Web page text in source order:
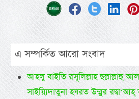
এ সম্পর্কিত আরো সংবাদ
আহলু বাইতি রসূলিল্লাহ ছল্লাল্লাহু
সাইয়্যিদাতুনা হযরত উম্মুর